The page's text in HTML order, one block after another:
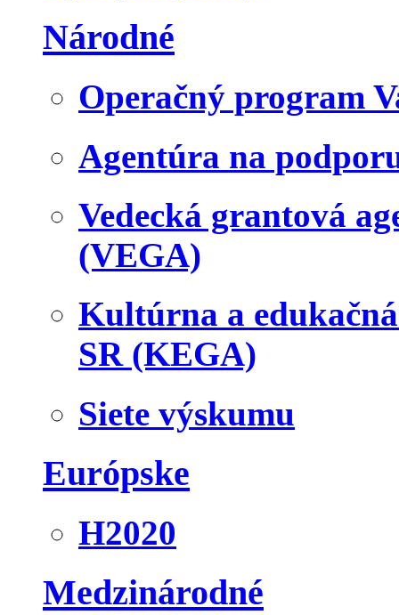
Národné
Operačný program
Agentúra na
Vedecká grantová
(VEGA)
Kultúrna a
SR (KEGA)
Siete výskumu
Európske
H2020
Medzinárodné